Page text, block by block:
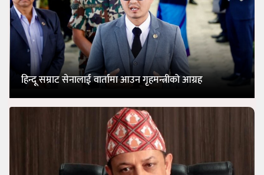
हिन्दू सम्राट सेनालाई वार्तामा आउन गृहमन्त्रीको आग्रह